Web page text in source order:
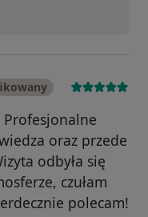
Profesjonalne
oraz przede
odbyła się
czułam
polecam!